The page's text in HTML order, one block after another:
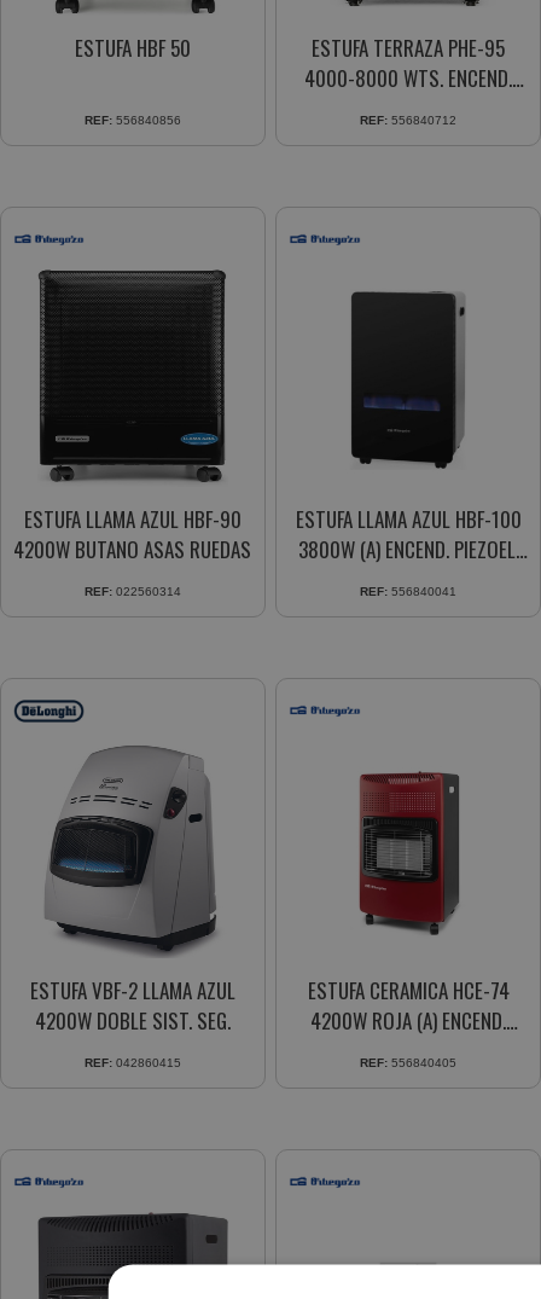
ESTUFA HBF 50
REF: 556840856
ESTUFA TERRAZA PHE-95
4000-8000 WTS. ENCEND.
PIEZOELECT. EFECTO
CHIMENEA
REF: 556840712
ESTUFA LLAMA AZUL HBF-90
4200W BUTANO ASAS RUEDAS
REF: 022560314
ESTUFA LLAMA AZUL HBF-100
3800W (A) ENCEND. PIEZOEL.
RUEDAS PIVOTANTES
REF: 556840041
ESTUFA VBF-2 LLAMA AZUL
4200W DOBLE SIST. SEG.
REF: 042860415
ESTUFA CERAMICA HCE-74
4200W ROJA (A) ENCEND.
PIEZOEL.
REF: 556840405